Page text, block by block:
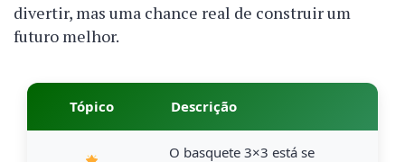
divertir, mas uma chance real de construir um
futuro melhor.
Tópico Descrição
O basquete 3×3 está se